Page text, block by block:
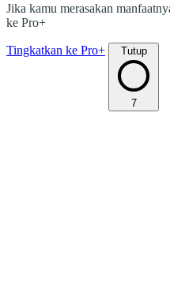
Jika kamu merasakan
ke Pro+
Tingkatkan ke Pro+ Tutup
7